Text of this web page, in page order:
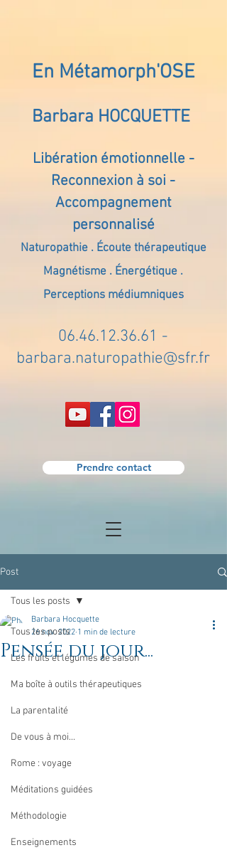
En Métamorph'OSE
Barbara HOCQUETTE
Libération émotionnelle -
Reconnexion à soi -
Accompagnement
personnalisé
Naturopathie . Écoute thérapeutique
Magnétisme . Énergétique .
Perceptions médiumniques
06.46.12.36.61 -
barbara.naturopathie@sfr.fr
Prendre contact
Post
Tous les posts
Les fruits et légumes de saison
Ma boîte à outils thérapeutiques
La parentalité
De vous à moi...
Rome : voyage
Méditations guidées
Méthodologie
Enseignements
Tous les posts
Pensée du jour...
Barbara Hocquette
26 nov. 2022 1 min de lecture